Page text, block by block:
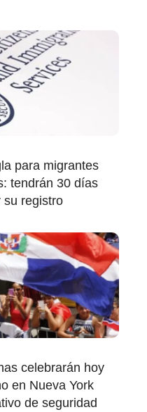
para migrantes
tendrán 30 días
su registro
celebrarán hoy
en Nueva York
de seguridad